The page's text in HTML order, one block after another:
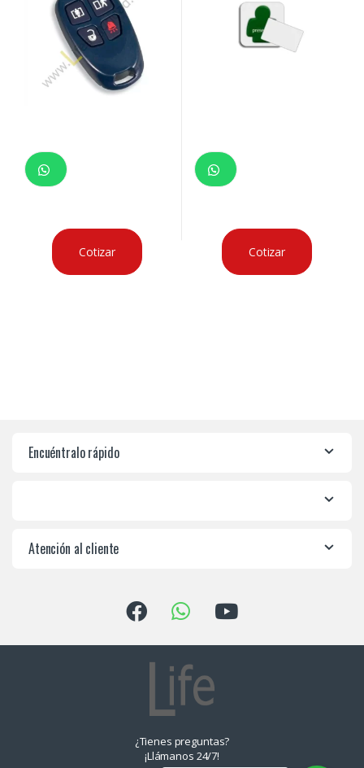
Cotizar Cotizar
Encuéntralo rápido
Atención al cliente
¿Tienes preguntas?
¡Llámanos 24/7!